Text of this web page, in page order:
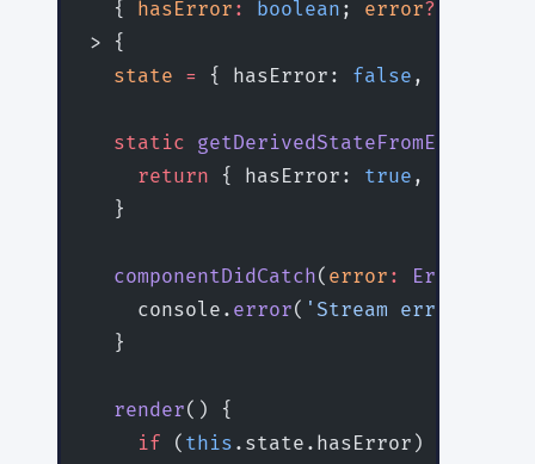
  {
hasError : boolean ; error?:
> {
  state
= { hasError: false , error:
  static
getDerivedStateFromError
    return
{ hasError: true , error }
  }
  componentDidCatch
( error : Error
    console.
error( 'Stream error:'
  }
  render
() {
    if
( this .state.hasError) {